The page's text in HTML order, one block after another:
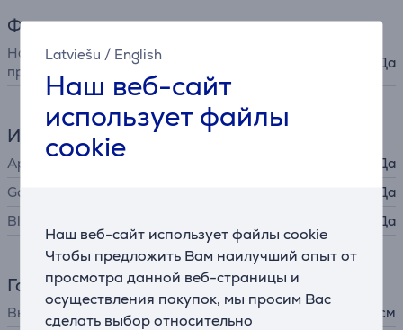
Latviešu / English
Наш веб-сайт
использует файлы
cookie
Наш веб-сайт использует файлы cookie
Чтобы предложить Вам наилучший опыт от
просмотра данной веб-страницы и
осуществления покупок, мы просим Вас
сделать выбор относительно
Функции
Настройка при помощи
приложения
Да
Интерфейсы
Apple HomeKit
Да
Google Home
Да
Bluetooth
Да
Габариты
Высота
13 см